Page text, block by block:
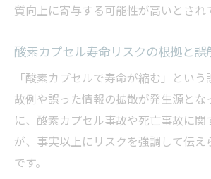
質向上に寄与する可能性が高いとされ
酸素カプセル寿命リスクの根拠と誤
「酸素カプセルで寿命が縮む」とい
故例や誤った情報の拡散が発生源とな
に、酸素カプセル事故や死亡事故に関
が、事実以上にリスクを強調して伝え
です。